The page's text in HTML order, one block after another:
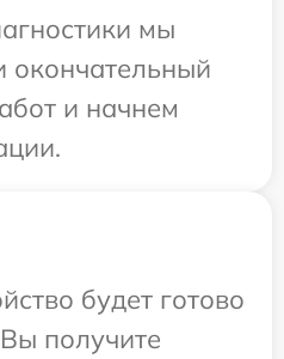
мы
окончательный
и начнем
будет готово
получите